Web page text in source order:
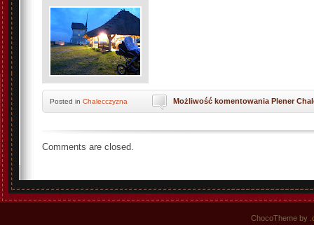
Możliwość komentowania Plener
Posted in Chalecczyzna
Comments are closed.
ChocoTheme by